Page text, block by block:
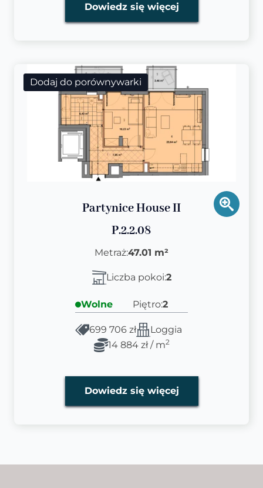
Dowiedz się więcej
Dodaj do porównywarki
Partynice House II
P.2.2.08
Metraż:47.01 m²
Liczba pokoi:2
Wolne Piętro:2
699 706 zł
Loggia
14 884 zł / m2
Dowiedz się więcej